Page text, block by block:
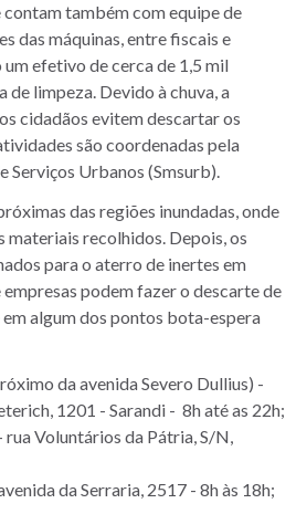
também com equipe de
das máquinas, entre fiscais e
efetivo de cerca de 1,5 mil
de limpeza. Devido à chuva, a
cidadãos evitem descartar os
são coordenadas pela
Serviços Urbanos (Smsurb).
das regiões inundadas, onde
materiais recolhidos. Depois, os
para o aterro de inertes em
podem fazer o descarte de
algum dos pontos bota-espera
da avenida Severo Dullius) -
1201 - Sarandi - 8h até as 22h;
rua Voluntários da Pátria, S/N,
da Serraria, 2517 - 8h às 18h;